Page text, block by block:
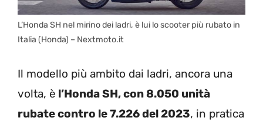
L’Honda SH nel mirino dei ladri, è lui lo scooter più rubato in
Italia (Honda) – Nextmoto.it
Il modello più ambito dai ladri, ancora una
volta, è l’Honda SH, con 8.050 unità
rubate contro le 7.226 del 2023, in pratica